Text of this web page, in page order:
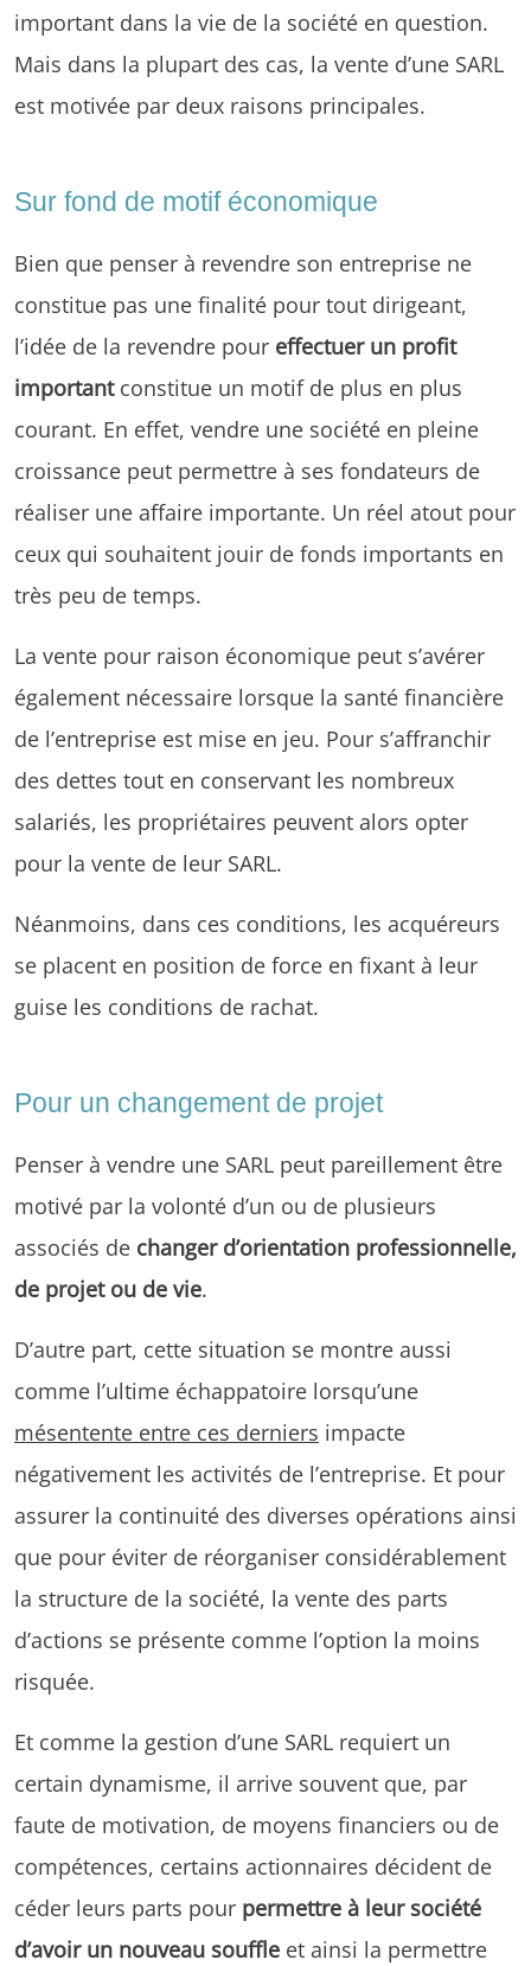
important dans la vie de la société en question.
Mais dans la plupart des cas, la vente d’une SARL
est motivée par deux raisons principales.
Sur fond de motif économique
Bien que penser à revendre son entreprise ne
constitue pas une finalité pour tout dirigeant,
l’idée de la revendre pour effectuer un profit
importantconstitue un motif de plus en plus
courant. En effet, vendre une société en pleine
croissance peut permettre à ses fondateurs de
réaliser une affaire importante. Un réel atout pour
ceux qui souhaitent jouir de fonds importants en
très peu de temps.
La vente pour raison économique peut s’avérer
également nécessaire lorsque la santé financière
de l’entreprise est mise en jeu. Pour s’affranchir
des dettes tout en conservant les nombreux
salariés, les propriétaires peuvent alors opter
pour la vente de leur SARL.
Néanmoins, dans ces conditions, les acquéreurs
se placent en position de force en fixant à leur
guise les conditions de rachat.
Pour un changement de projet
Penser à vendre une SARL peut pareillement être
motivé par la volonté d’un ou de plusieurs
associés de changer d’orientation professionnelle,
de projet ou de vie.
D’autre part, cette situation se montre aussi
comme l’ultime échappatoire lorsqu’une
mésentente entre ces derniers impacte
négativement les activités de l’entreprise. Et pour
assurer la continuité des diverses opérations ainsi
que pour éviter de réorganiser considérablement
la structure de la société, la vente des parts
d’actions se présente comme l’option la moins
risquée.
Et comme la gestion d’une SARL requiert un
certain dynamisme, il arrive souvent que, par
faute de motivation, de moyens financiers ou de
compétences, certains actionnaires décident de
céder leurs parts pour permettre à leur société
d’avoir un nouveau souffle et ainsi la permettre